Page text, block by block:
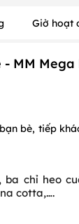
Giờ hoạt
MM
bè, tiếp
ba chỉ heo
cotta,….